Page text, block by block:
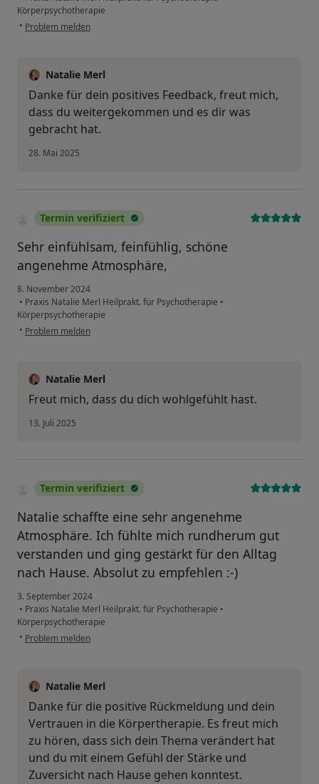
Körperpsychotherapie
• Problem melden
Natalie Merl
Danke für dein positives Feedback, freut mich,
dass du weitergekommen und es dir was
gebracht hat.
28. Mai 2025
Termin verifiziert
Sehr einfühlsam, feinfühlig, schöne
angenehme Atmosphäre,
8. November 2024
• Praxis Natalie Merl Heilprakt. für Psychotherapie •
Körperpsychotherapie
• Problem melden
Natalie Merl
Freut mich, dass du dich wohlgefühlt hast.
13. Juli 2025
Termin verifiziert
Natalie schaffte eine sehr angenehme
Atmosphäre. Ich fühlte mich rundherum gut
verstanden und ging gestärkt für den Alltag
nach Hause. Absolut zu empfehlen :-)
3. September 2024
• Praxis Natalie Merl Heilprakt. für Psychotherapie •
Körperpsychotherapie
• Problem melden
Natalie Merl
Danke für die positive Rückmeldung und dein
Vertrauen in die Körpertherapie. Es freut mich
zu hören, dass sich dein Thema verändert hat
und du mit einem Gefühl der Stärke und
Zuversicht nach Hause gehen konntest.